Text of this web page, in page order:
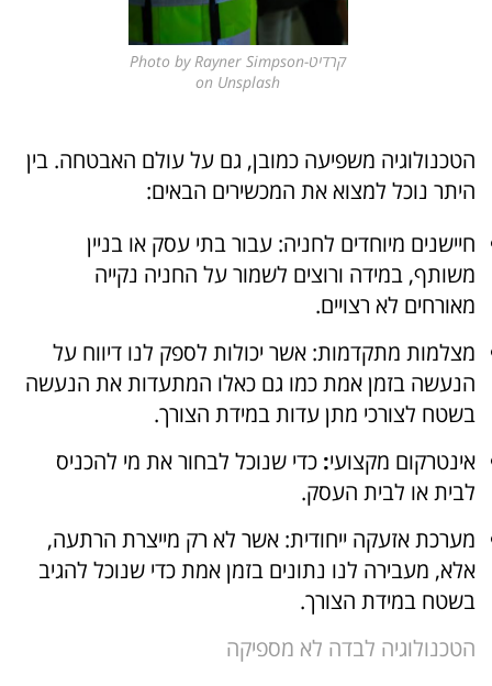
קרדיט-Photo by Rayner Simpson
on Unsplash
הטכנולוגיה משפיעה כמובן, גם על עולם האבטחה. בין
היתר נוכל למצוא את המכשירים הבאים:
חיישנים מיוחדים לחניה: עבור בתי עסק או בניין
משותף, במידה ורוצים לשמור על החניה נקייה
מאורחים לא רצויים.
מצלמות מתקדמות: אשר יכולות לספק לנו דיווח על
הנעשה בזמן אמת כמו גם כאלו המתעדות את הנעשה
בשטח לצורכי מתן עדות במידת הצורך.
אינטרקום מקצועי: כדי שנוכל לבחור את מי להכניס
לבית או לבית העסק.
מערכת אזעקה ייחודית: אשר לא רק מייצרת הרתעה,
אלא, מעבירה לנו נתונים בזמן אמת כדי שנוכל להגיב
בשטח במידת הצורך.
הטכנולוגיה לבדה לא מספיקה